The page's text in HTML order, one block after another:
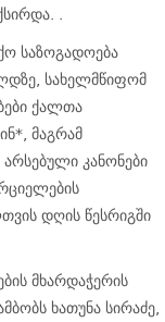
.
საზოგადოება
სახელმწიფომ
ქალთა
მაგრამ
კანონები
დღის წესრიგში
მხარდაჭერის
ხათუნა სირაძე,